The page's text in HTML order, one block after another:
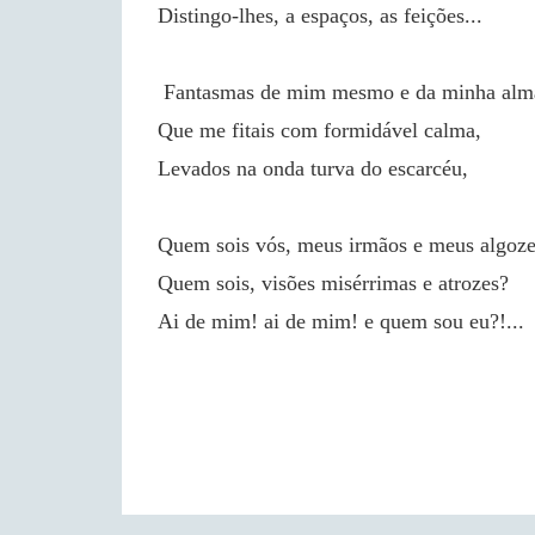
Distingo-lhes, a espaços, as feições...
 Fantasmas de mim mesmo e da minha
Que me fitais com formidável calma,
Levados na onda turva do escarcéu,
Quem sois vós, meus irmãos e meus
Quem sois, visões misérrimas e atrozes?
Ai de mim! ai de mim! e quem sou eu?!...